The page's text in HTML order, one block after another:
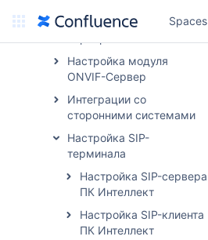
Spaces
Настройка PS-RTP
Настройка модуля
ONVIF-Сервер
Интеграции со
сторонними системами
Настройка SIP-
терминала
Настройка SIP-сервера
ПК Интеллект
Настройка SIP-клиента
ПК Интеллект